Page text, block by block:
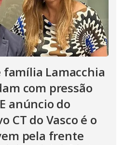
família Lamacchia
com pressão
anúncio do
CT do Vasco é o
pela frente